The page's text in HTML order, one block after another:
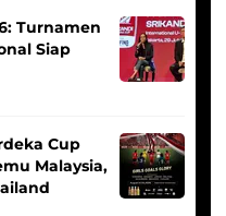
Turnamen
Siap
Cup
Malaysia,